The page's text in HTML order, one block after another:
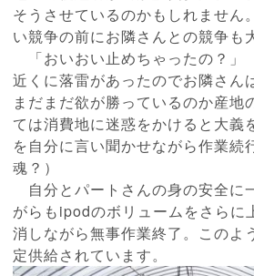
そうさせているのかもしれません
い競争の前にお隣さんとの競争も
「おいおい止めちゃったの？」
近くに落雷があったのでお隣さん
まだまだ欲が勝っているのか産地
ては消費地に迷惑をかけると大義
を自分に言い聞かせながら作業続
魂？）
自分とパートさんの身の安全に
がらもipodのボリュームをさらに
消しながら無事作業終了。このよ
定供給されています。